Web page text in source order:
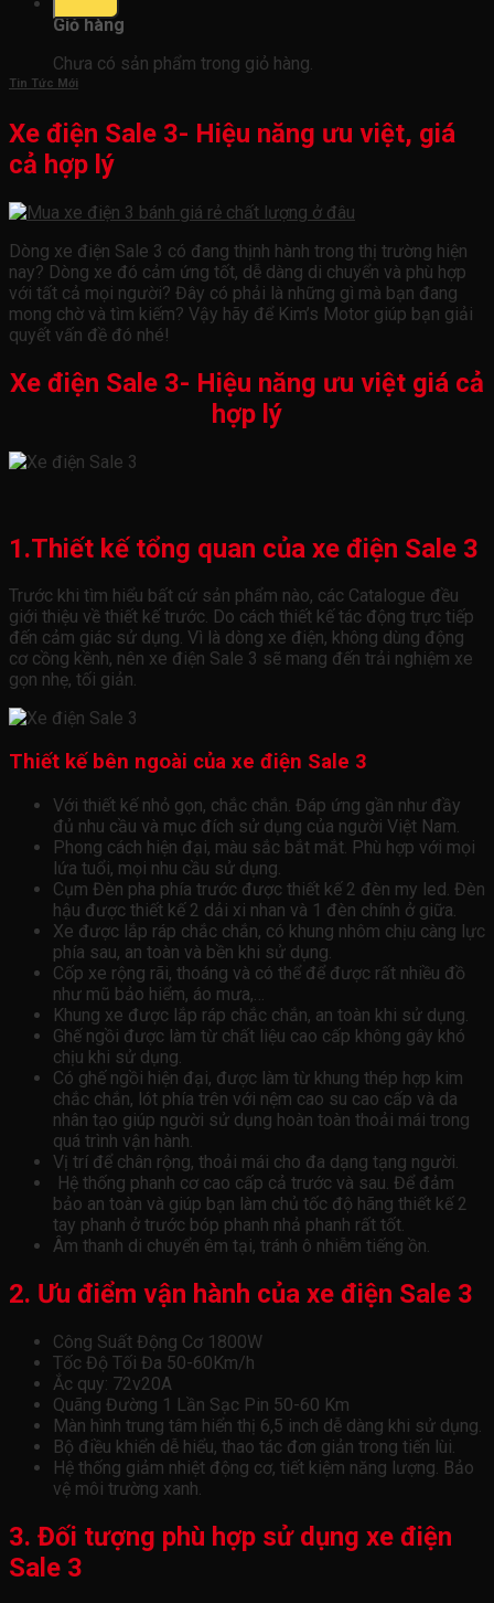
Giỏ hàng
Chưa có sản phẩm trong giỏ hàng.
Tin Tức Mới
Xe điện Sale 3- Hiệu năng ưu việt, giá
cả hợp lý
Dòng xe điện Sale 3 có đang thịnh hành trong thị trường hiện
nay? Dòng xe đó cảm ứng tốt, dễ dàng di chuyển và phù hợp
với tất cả mọi người? Đây có phải là những gì mà bạn đang
mong chờ và tìm kiếm? Vậy hãy để Kim’s Motor giúp bạn giải
quyết vấn đề đó nhé!
Xe điện Sale 3- Hiệu năng ưu việt giá cả
hợp lý
1.Thiết kế tổng quan của xe điện Sale 3
Trước khi tìm hiểu bất cứ sản phẩm nào, các Catalogue đều
giới thiệu về thiết kế trước. Do cách thiết kế tác động trực tiếp
đến cảm giác sử dụng. Vì là dòng xe điện, không dùng động
cơ cồng kềnh, nên xe điện Sale 3 sẽ mang đến trải nghiệm xe
gọn nhẹ, tối giản.
Thiết kế bên ngoài của xe điện Sale 3
Với thiết kế nhỏ gọn, chắc chắn. Đáp ứng gần như đầy
đủ nhu cầu và mục đích sử dụng của người Việt Nam.
Phong cách hiện đại, màu sắc bắt mắt. Phù hợp với mọi
lứa tuổi, mọi nhu cầu sử dụng.
Cụm Đèn pha phía trước được thiết kế 2 đèn my led. Đèn
hậu được thiết kế 2 dải xi nhan và 1 đèn chính ở giữa.
Xe được lắp ráp chắc chắn, có khung nhôm chịu càng lực
phía sau, an toàn và bền khi sử dụng.
Cốp xe rộng rãi, thoáng và có thể để được rất nhiều đồ
như mũ bảo hiểm, áo mưa,…
Khung xe được lắp ráp chắc chắn, an toàn khi sử dụng.
Ghế ngồi được làm từ chất liệu cao cấp không gây khó
chịu khi sử dụng.
Có ghế ngồi hiện đại, được làm từ khung thép hợp kim
chắc chắn, lót phía trên với nệm cao su cao cấp và da
nhân tạo giúp người sử dụng hoàn toàn thoải mái trong
quá trình vận hành.
Vị trí để chân rộng, thoải mái cho đa dạng tạng người.
Hệ thống phanh cơ cao cấp cả trước và sau. Để đảm
bảo an toàn và giúp bạn làm chủ tốc độ hãng thiết kế 2
tay phanh ở trước bóp phanh nhả phanh rất tốt.
Âm thanh di chuyển êm tại, tránh ô nhiễm tiếng ồn.
2. Ưu điểm vận hành của xe điện Sale 3
Công Suất Động Cơ 1800W
Tốc Độ Tối Đa 50-60Km/h
Ắc quy: 72v20A
Quãng Đường 1 Lần Sạc Pin 50-60 Km
Màn hình trung tâm hiển thị 6,5 inch dễ dàng khi sử dụng.
Bộ điều khiển dễ hiểu, thao tác đơn giản trong tiến lùi.
Hệ thống giảm nhiệt động cơ, tiết kiệm năng lượng. Bảo
vệ môi trường xanh.
3. Đối tượng phù hợp sử dụng xe điện
Sale 3